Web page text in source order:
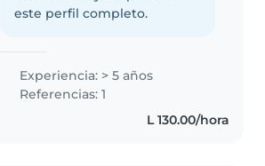
este perfil completo.
Experiencia: > 5 años
Referencias: 1
L 130.00/hora